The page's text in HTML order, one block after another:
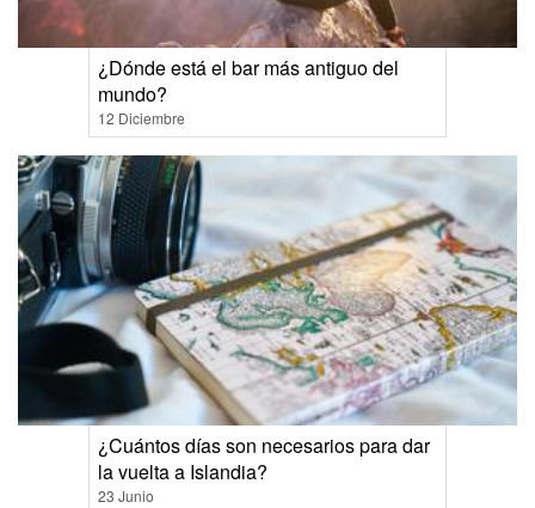
¿Dónde está el bar más antiguo del
mundo?
12 Diciembre
¿Cuántos días son necesarios para dar
la vuelta a Islandia?
23 Junio